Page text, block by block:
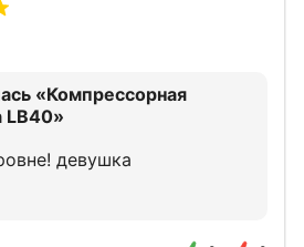
«Компрессорная
LB40»
девушка